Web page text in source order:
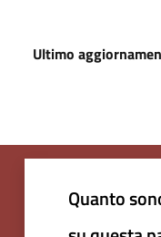
Ultimo
Quanto